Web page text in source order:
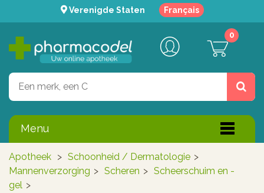
Verenigde Staten Français
0
Menu
Apotheek > Schoonheid / Dermatologie >
Mannenverzorging > Scheren > Scheerschuim en -
gel >